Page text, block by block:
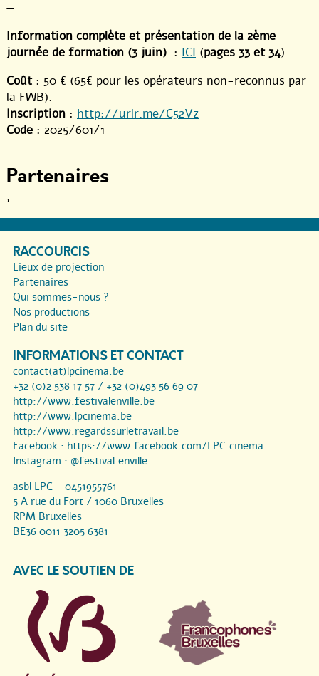
—
Information complète et présentation de la 2ème
journée de formation (3 juin) : ICI (pages 33 et 34)
Coût: 50 € (65€ pour les opérateurs non-reconnus par
la FWB).
Inscription : http://urlr.me/C52Vz
Code : 2025/601/1
Partenaires
,
RACCOURCIS
Lieux de projection
Partenaires
Qui sommes-nous ?
Nos productions
Plan du site
INFORMATIONS ET CONTACT
contact(at)lpcinema.be
+32 (0)2 538 17 57 / +32 (0)493 56 69 07
http://www.festivalenville.be
http://www.lpcinema.be
http://www.regardssurletravail.be
Facebook : https://www.facebook.com/LPC.cinema...
Instagram : @festival.enville
asbl LPC - 0451955761
5 A rue du Fort / 1060 Bruxelles
RPM Bruxelles
BE36 0011 3205 6381
AVEC LE SOUTIEN DE